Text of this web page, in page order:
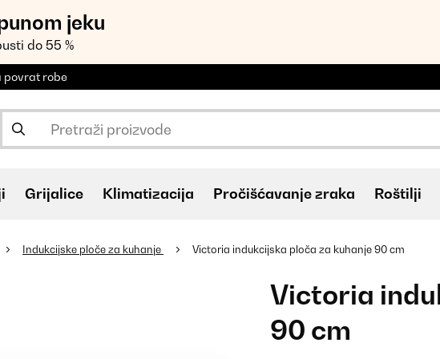
jeku
do 55 %
povrat robe
Grijalice Klimatizacija Pročišćavanje zraka Roštilji
Indukcijske ploče za kuhanje Victoria indukcijska ploča za kuhanje 90 cm
Victoria
90 cm